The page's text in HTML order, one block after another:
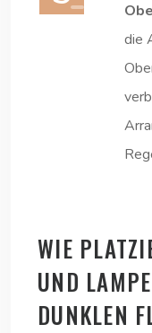
die
WIE
UND
DUNKLEN